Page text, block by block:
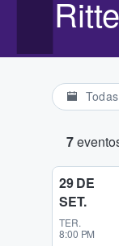
7
29 DE
SET.
TER.
8:00 PM